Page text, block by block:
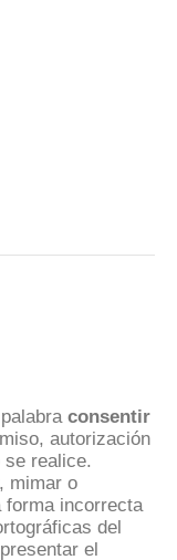
palabra consentir
autorización
realice.
mimar o
forma incorrecta
del
el